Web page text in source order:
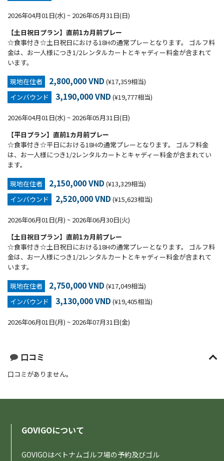
2026年04月01日(水) ~ 2026年05月31日(日)
【土日祝日プラン】直前1カ月前プレー
☆食事付き☆土日祝日における18Hの通常プレーとなります。 ゴルフ料
金は、お一人様につき1/2レンタルカートとキャディー料金が含まれて
います。
現地在住者
2,800,000 VND (¥17,359相当)
インバウンド
3,190,000 VND (¥19,777相当)
2026年04月01日(水) ~ 2026年05月31日(日)
【平日プラン】直前1カ月前プレー
☆食事付き☆平日における18Hの通常プレーとなります。 ゴルフ料金
は、お一人様につき1/2レンタルカートとキャディー料金が含まれてい
ます。
現地在住者
2,150,000 VND (¥13,329相当)
インバウンド
2,520,000 VND (¥15,623相当)
2026年06月01日(月) ~ 2026年06月30日(火)
【土日祝日プラン】直前1カ月前プレー
☆食事付き☆土日祝日における18Hの通常プレーとなります。 ゴルフ料
金は、お一人様につき1/2レンタルカートとキャディー料金が含まれて
います。
現地在住者
2,750,000 VND (¥17,049相当)
インバウンド
3,130,000 VND (¥19,405相当)
2026年06月01日(月) ~ 2026年07月31日(金)
口コミ
口コミがありません。
GOVIGOについて
GOVIGOはベトナムゴルフ場の予約及びゴル